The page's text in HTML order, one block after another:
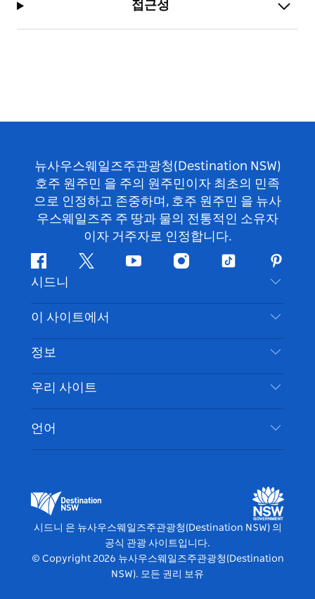
접근성
뉴사우스웨일즈주관광청(Destination NSW)
호주 원주민 을 주의 원주민이자 최초의 민족
으로 인정하고 존중하며, 호주 원주민 을 뉴사
우스웨일즈주 주 땅과 물의 전통적인 소유자
이자 거주자로 인정합니다.
페
이
스
북
지
귀
다
유
브
인
타
램
틱
핀
터
레
스
트
시드니
문의하기
부인 성명
쿠키 고지
이 사이트에서
목적지
할 일
이벤트
숙소
정보
여행 정보
시드니 접근성
귀하의 사업을 등록하세요
우리 사이트
뉴사우스웨일즈주관광청(Destination NSW) 미디
어 센터
비비드 시드니(Vivid Sydney)
언어
시드니 은 뉴사우스웨일즈주관광청(Destination NSW) 의
공식 관광 사이트입니다.
© Copyright 2026 뉴사우스웨일즈주관광청(Destination
NSW). 모든 권리 보유